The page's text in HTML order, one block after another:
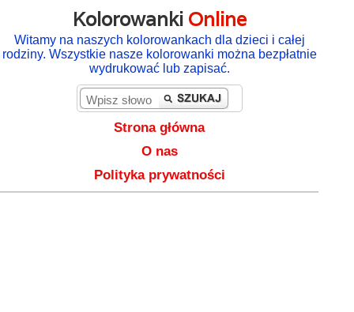
Kolorowanki Online
Witamy na naszych kolorowankach dla dzieci i całej
rodziny. Wszystkie nasze kolorowanki można bezpłatnie
wydrukować lub zapisać.
Strona główna
O nas
Polityka prywatności